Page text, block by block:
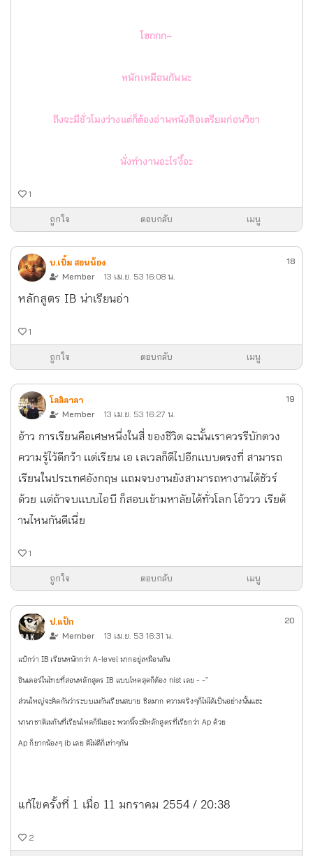
โฮกกก~
หนักเหมือนกันนะ
ถึงจะมีชั่วโมงว่างแต่ก็ต้องอ่านหนังสือเตรียมก่อนวิชา
นั่งทำงานอะไรงี้อะ
1
ถูกใจ ตอบกลับ เมนู
บ.เบิ้ม สอนน้อง
Member
13 เม.ย. 53 16:08 น.
18
หลักสูตร IB น่าเรียนอ่า
1
ถูกใจ ตอบกลับ เมนู
โลลิลาลา
Member
13 เม.ย. 53 16:27 น.
19
อ้าว การเรียนคือเศษหนึ่งในสี่ ของชีวิต ฉะนั้นเราควรรีบักตวง
ความรู้ไว้ดีกว่้า เเต่เรียน เอ เลเวลก็ดีไปอีกเเบบตรงที่ สามารถ
เรียนในประเทศอังกฤษ เเถมจบงานยังสามารถหางานได้ชัวร์
ด้วย เเต่ถ้าจบเเบบไอบี ก็สอบเข้ามหาลัยได้ทั่วโลก โอ้ววว เรียด้
านไหนกันดีเนี่ย
1
ถูกใจ ตอบกลับ เมนู
ป.แป้ก
Member
13 เม.ย. 53 16:31 น.
20
แป้กว่า IB เรียนหนักกว่า A-level มากอยู่เหมือนกัน
อินเตอร์ในไทยที่สอนหลักสูตร IB แบบโหดสุดก็ต้อง nist เลย - -"
ส่วนใหญ่จะคิดกันว่าระบบเมกันเรียนสบาย ชิลมาก ความจริงๆก็ไม่ได้เป็นอย่างนั้นแฮะ
นานาชาติเมกันที่เรียนโหดก็มีเยอะ พวกนี้จะมีหลักสูตรที่เรียกว่า Ap ด้วย
Ap ก็ยากน้องๆ ib เลย ดีไม่ดีก็เท่าๆกัน
แก้ไขครั้งที่ 1 เมื่อ 11 มกราคม 2554 / 20:38
2